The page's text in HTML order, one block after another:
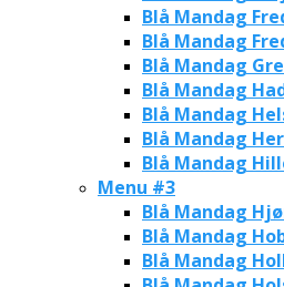
Blå Mandag
Blå Mandag
Blå Mandag
Blå Mandag
Blå Mandag
Blå Mandag
Blå Mandag
Menu #3
Blå Mandag
Blå Mandag
Blå Mandag